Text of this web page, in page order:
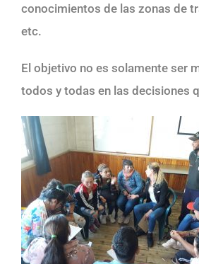
conocimientos de las zonas de
etc.
El objetivo no es solamente ser
todos y todas en las decisiones